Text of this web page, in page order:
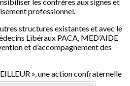
professionnel.
structures existantes et avec le
Libéraux PACA, MED’AIDE
et d’accompagnement des
», une action confraternelle